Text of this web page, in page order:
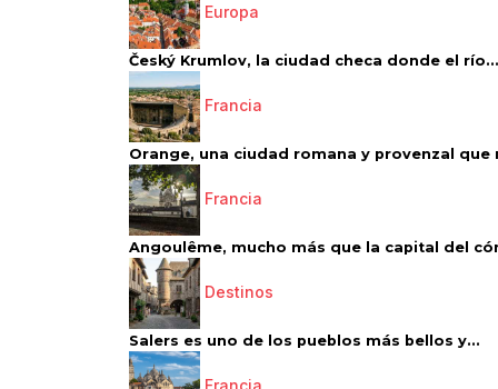
Europa
Český Krumlov, la ciudad checa donde el río...
Francia
Orange, una ciudad romana y provenzal que
Francia
Angoulême, mucho más que la capital del
Destinos
Salers es uno de los pueblos más bellos y...
Francia